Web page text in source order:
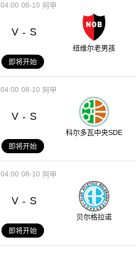
08-10
04:00 阿甲
V - S
纽维尔老男孩
即将开始
08-10
04:00 阿甲
V - S
科尔多瓦中央SDE
即将开始
08-10
04:00 阿甲
V - S
贝尔格拉诺
即将开始